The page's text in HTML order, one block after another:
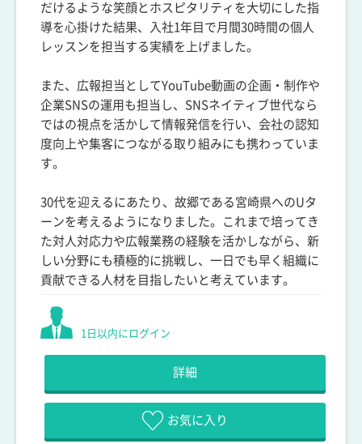
だけるような笑顔とホスピタリティを大切にした指
導を心掛けた結果、入社1年目で月間30時間の個人
レッスンを担当する実績を上げました。
また、広報担当としてYouTube動画の企画・制作や
企業SNSの運用も担当し、SNSネイティブ世代なら
ではの視点を活かして情報発信を行い、会社の認知
度向上や集客につながる取り組みにも携わっていま
す。
30代を迎えるにあたり、故郷である宮崎県へのUタ
ーンを考えるようになりました。これまで培ってき
た対人対応力や広報業務の経験を活かしながら、新
しい分野にも積極的に挑戦し、一日でも早く組織に
貢献できる人材を目指したいと考えています。
1日以内にログイン
詳細
お気に入り